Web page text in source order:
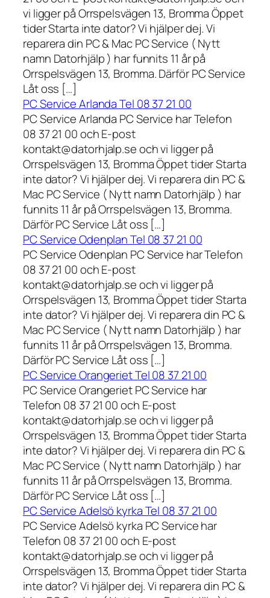
vi ligger på Orrspelsvägen 13, Bromma Öppet
tider Starta inte dator? Vi hjälper dej. Vi
reparera din PC & Mac PC Service ( Nytt
namn Datorhjälp ) har funnits 11 år på
Orrspelsvägen 13, Bromma. Därför PC Service
Låt oss […]
PC Service Arlanda Tel 08 37 21 00
PC Service Arlanda PC Service har Telefon
08 37 21 00 och E-post
kontakt@datorhjalp.se och vi ligger på
Orrspelsvägen 13, Bromma Öppet tider Starta
inte dator? Vi hjälper dej. Vi reparera din PC &
Mac PC Service ( Nytt namn Datorhjälp ) har
funnits 11 år på Orrspelsvägen 13, Bromma.
Därför PC Service Låt oss […]
PC Service Odenplan Tel 08 37 21 00
PC Service Odenplan PC Service har Telefon
08 37 21 00 och E-post
kontakt@datorhjalp.se och vi ligger på
Orrspelsvägen 13, Bromma Öppet tider Starta
inte dator? Vi hjälper dej. Vi reparera din PC &
Mac PC Service ( Nytt namn Datorhjälp ) har
funnits 11 år på Orrspelsvägen 13, Bromma.
Därför PC Service Låt oss […]
PC Service Orangeriet Tel 08 37 21 00
PC Service Orangeriet PC Service har
Telefon 08 37 21 00 och E-post
kontakt@datorhjalp.se och vi ligger på
Orrspelsvägen 13, Bromma Öppet tider Starta
inte dator? Vi hjälper dej. Vi reparera din PC &
Mac PC Service ( Nytt namn Datorhjälp ) har
funnits 11 år på Orrspelsvägen 13, Bromma.
Därför PC Service Låt oss […]
PC Service Adelsö kyrka Tel 08 37 21 00
PC Service Adelsö kyrka PC Service har
Telefon 08 37 21 00 och E-post
kontakt@datorhjalp.se och vi ligger på
Orrspelsvägen 13, Bromma Öppet tider Starta
inte dator? Vi hjälper dej. Vi reparera din PC &